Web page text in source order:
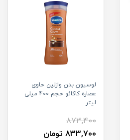
لوسیون بدن وازلین حاوی
عصاره کاکائو حجم 400 میلی
لیتر
873,400
833,700 تومان